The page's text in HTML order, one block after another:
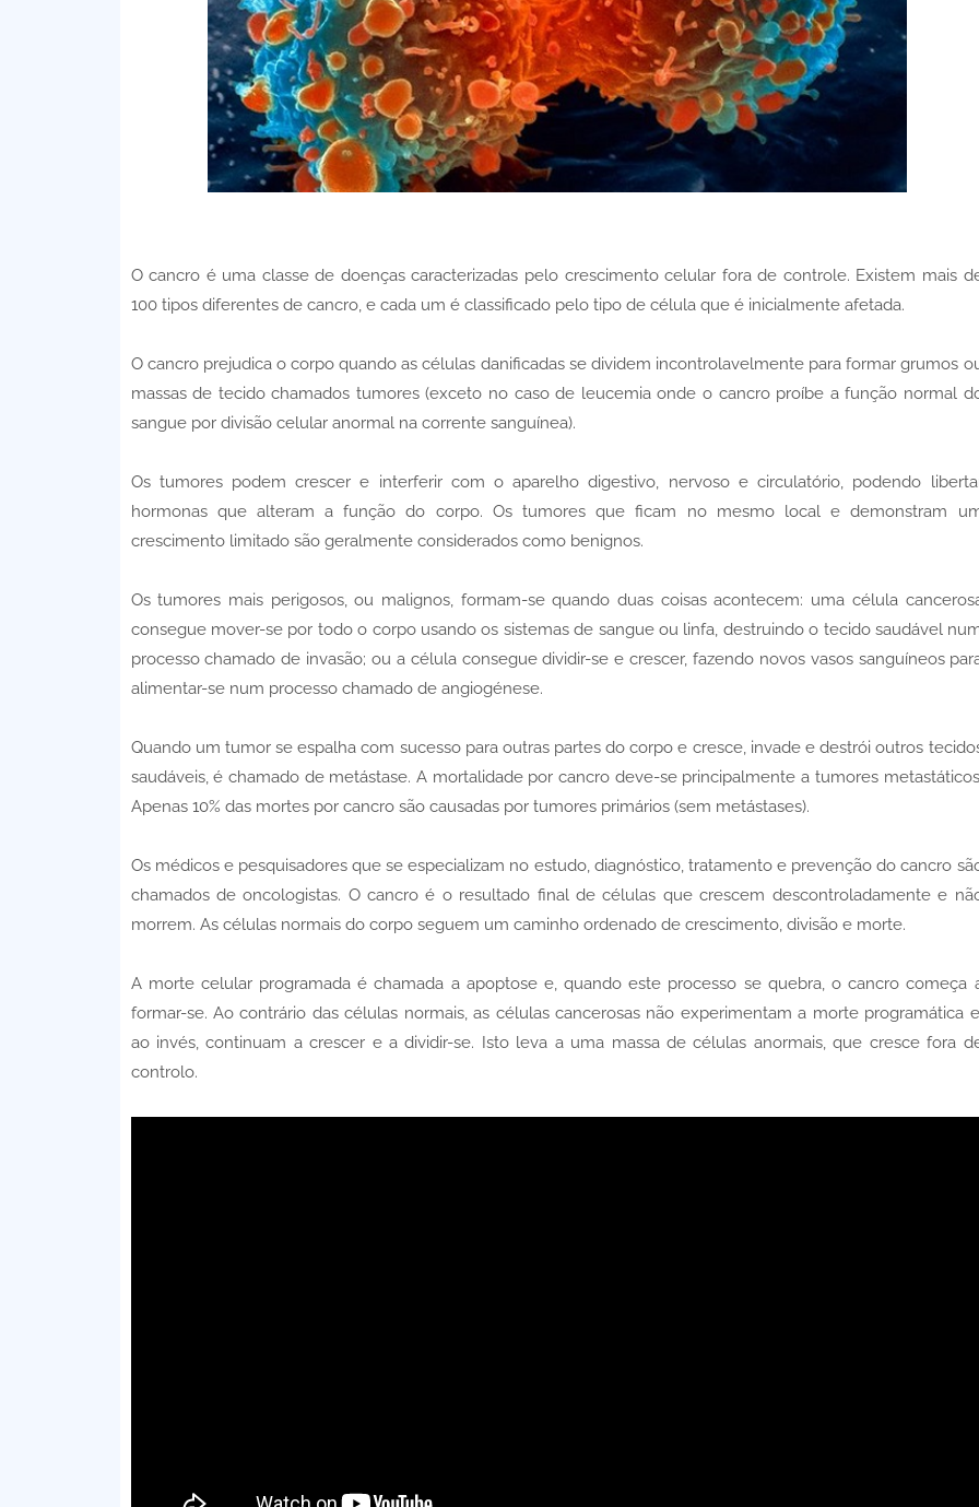
O cancro é uma classe de doenças caracterizadas pelo crescimento celular fora de controle. Existem mais
100 tipos diferentes de cancro, e cada um é classificado pelo tipo de célula que é inicialmente afetada.
O cancro prejudica o corpo quando as células danificadas se dividem incontrolavelmente para formar grumos
massas de tecido chamados tumores (exceto no caso de leucemia onde o cancro proíbe a função normal
sangue por divisão celular anormal na corrente sanguínea).
Os tumores podem crescer e interferir com o aparelho digestivo, nervoso e circulatório, podendo
hormonas que alteram a função do corpo. Os tumores que ficam no mesmo local e demonstram
crescimento limitado são geralmente considerados como benignos.
Os tumores mais perigosos, ou malignos, formam-se quando duas coisas acontecem: uma célula
consegue mover-se por todo o corpo usando os sistemas de sangue ou linfa, destruindo o tecido saudável
processo chamado de invasão; ou a célula consegue dividir-se e crescer, fazendo novos vasos sanguíneos
alimentar-se num processo chamado de angiogénese.
Quando um tumor se espalha com sucesso para outras partes do corpo e cresce, invade e destrói outros
saudáveis, é chamado de metástase. A mortalidade por cancro deve-se principalmente a tumores
Apenas 10% das mortes por cancro são causadas por tumores primários (sem metástases).
Os médicos e pesquisadores que se especializam no estudo, diagnóstico, tratamento e prevenção do cancro
chamados de oncologistas. O cancro é o resultado final de células que crescem descontroladamente e
morrem. As células normais do corpo seguem um caminho ordenado de crescimento, divisão e morte.
A morte celular programada é chamada a apoptose e, quando este processo se quebra, o cancro começa
formar-se. Ao contrário das células normais, as células cancerosas não experimentam a morte programática
ao invés, continuam a crescer e a dividir-se. Isto leva a uma massa de células anormais, que cresce fora
controlo.